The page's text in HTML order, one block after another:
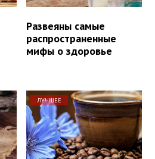
Развеяны самые
распространенные
мифы о здоровье
ЛУЧШЕЕ